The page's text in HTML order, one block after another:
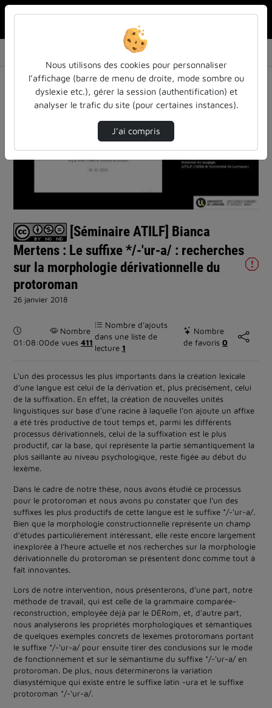
[Séminaire ATILF] Bianca Mertens : Le suffi…
Lire
vidéo
[Séminaire ATILF] Bianca
Mertens : Le suffixe */-'ur-a/ : recherches
sur la morphologie dérivationnelle du
protoroman
26 janvier 2018
Durée :
01:08:00
Nombre
de vues 411
Nombre d’ajouts
dans une liste de
lecture 1
Nombre
de favoris 0
L’un des processus les plus importants dans la création lexicale
d’une langue est celui de la dérivation et, plus précisément, celui
de la suffixation. En effet, la création de nouvelles unités
linguistiques sur base d’une racine à laquelle l’on ajoute un affixe
a été très productive de tout temps et, parmi les différents
processus dérivationnels, celui de la suffixation est le plus
productif, car la base, qui représente la partie sémantiquement la
plus saillante au niveau psychologique, reste figée au début du
lexème.
Dans le cadre de notre thèse, nous avons étudié ce processus
pour le protoroman et nous avons pu constater que l’un des
suffixes les plus productifs de cette langue est le suffixe */-‘ur-a/.
Bien que la morphologie constructionnelle représente un champ
d’études particulièrement intéressant, elle reste encore largement
inexplorée à l’heure actuelle et nos recherches sur la morphologie
dérivationnelle du protoroman se présentent donc comme tout à
fait innovantes.
Lors de notre intervention, nous présenterons, d’une part, notre
méthode de travail, qui est celle de la grammaire comparée-
reconstruction, employée déjà par le DÉRom, et, d’autre part,
nous analyserons les propriétés morphologiques et sémantiques
de quelques exemples concrets de lexèmes protoromans portant
le suffixe */-‘ur-a/ pour ensuite tirer des conclusions sur le mode
de fonctionnement et sur le sémantisme du suffixe */-‘ur-a/ en
protoroman. De plus, nous déterminerons la variation
diasystémique qui existe entre le suffixe latin -ura et le suffixe
protoroman */-‘ur-a/.
Nous utilisons des cookies pour personnaliser
l’affichage (barre de menu de droite, mode sombre ou
dyslexie etc.), gérer la session (authentification) et
analyser le trafic du site (pour certaines instances).
J’ai compris